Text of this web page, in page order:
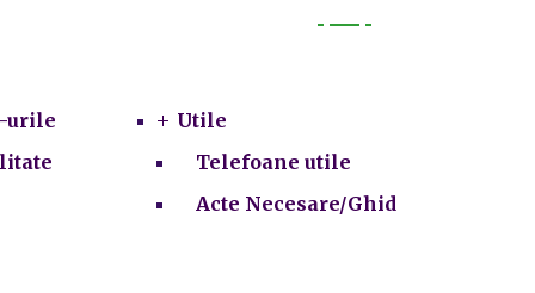
urile
Utile
Telefoane utile
Acte Necesare/Ghid